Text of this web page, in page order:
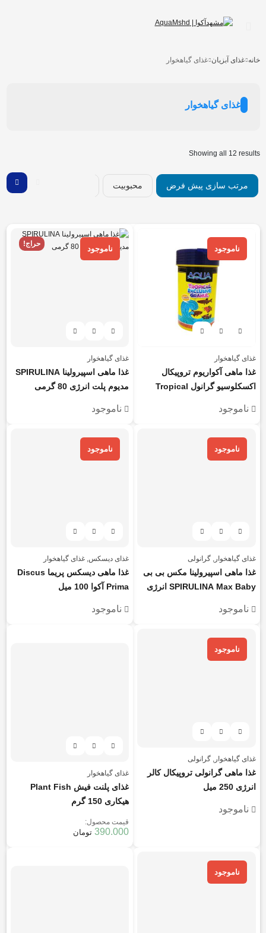
خانه غذای آبزیان غذای گیاهخوار
غذای گیاهخوار
Showing all 12 results
مرتب سازی پیش فرض محبوبیت
ناموجود
غذای گیاهخوار
غذا ماهی آکواریوم تروپیکال
اکسکلوسیو گرانول Tropical
میل
ناموجود
ناموجود
حراج!
غذای گیاهخوار
غذا ماهی اسپیرولینا SPIRULINA
مدیوم پلت انرژی 80 گرمی
ناموجود
ناموجود
غذای گیاهخوار,گرانولی
غذا ماهی اسپیرولینا مکس بی بی
SPIRULINA Max Baby انرژی
ناموجود
ناموجود
غذای دیسکس, غذای گیاهخوار
غذا ماهی دیسکس پریما Discus
Prima آکوا 100 میل
ناموجود
ناموجود
غذای گیاهخوار,گرانولی
غذا ماهی گرانولی تروپیکال کالر
انرژی 250 میل
ناموجود
غذای گیاهخوار
غذای پلنت فیش Plant Fish
هیکاری 150 گرم
قیمت محصول:
تومان 390.000
ناموجود